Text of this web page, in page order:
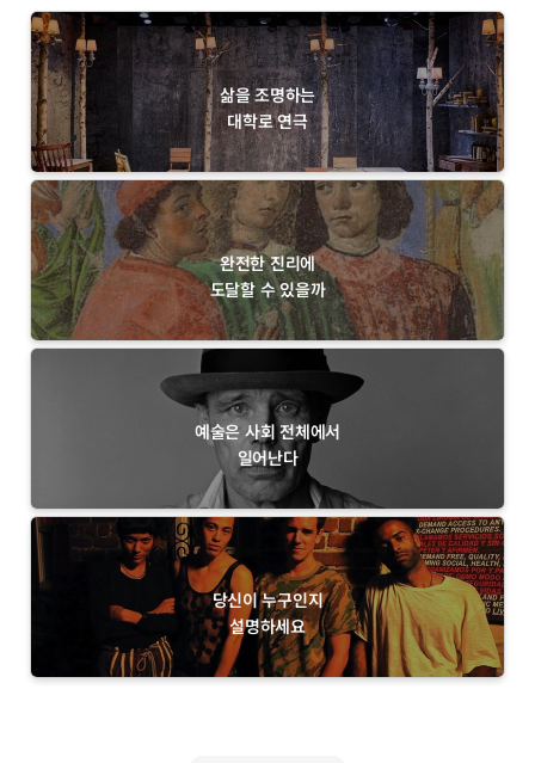
삶을 조명하는
대학로 연극
완전한 진리에
도달할 수 있을까
예술은 사회 전체에서
일어난다
당신이 누구인지
설명하세요